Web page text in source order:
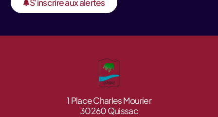
S'inscrire aux alertes
1 Place Charles Mourier
30260 Quissac